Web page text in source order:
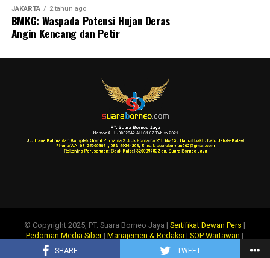
SHARE TWEET
JAKARTA 2 tahun ago
BMKG: Waspada Potensi Hujan Deras
Angin Kencang dan Petir
© Copyright 2025, PT. Suara Borneo Jaya |Sertifikat Dewan Pers |
Pedoman Media Siber|Manajemen & Redaksi |SOP Wartawan |
Disclaimer
Tentang Kami|Info Iklan